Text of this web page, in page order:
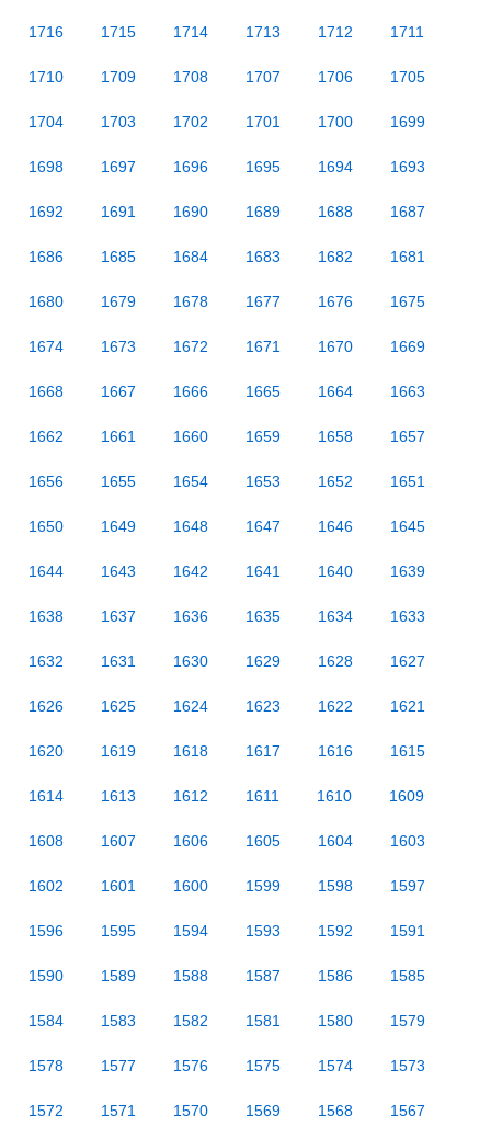
1716 1715 1714 1713 1712 1711
1710 1709 1708 1707 1706 1705
1704 1703 1702 1701 1700 1699
1698 1697 1696 1695 1694 1693
1692 1691 1690 1689 1688 1687
1686 1685 1684 1683 1682 1681
1680 1679 1678 1677 1676 1675
1674 1673 1672 1671 1670 1669
1668 1667 1666 1665 1664 1663
1662 1661 1660 1659 1658 1657
1656 1655 1654 1653 1652 1651
1650 1649 1648 1647 1646 1645
1644 1643 1642 1641 1640 1639
1638 1637 1636 1635 1634 1633
1632 1631 1630 1629 1628 1627
1626 1625 1624 1623 1622 1621
1620 1619 1618 1617 1616 1615
1614 1613 1612 1611 1610 1609
1608 1607 1606 1605 1604 1603
1602 1601 1600 1599 1598 1597
1596 1595 1594 1593 1592 1591
1590 1589 1588 1587 1586 1585
1584 1583 1582 1581 1580 1579
1578 1577 1576 1575 1574 1573
1572 1571 1570 1569 1568 1567